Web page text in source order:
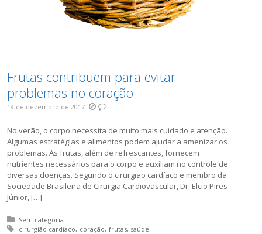
Frutas contribuem para evitar
problemas no coração
19 de dezembro de 2017
No verão, o corpo necessita de muito mais cuidado e atenção.
Algumas estratégias e alimentos podem ajudar a amenizar os
problemas. As frutas, além de refrescantes, fornecem
nutrientes necessários para o corpo e auxiliam no controle de
diversas doenças. Segundo o cirurgião cardíaco e membro da
Sociedade Brasileira de Cirurgia Cardiovascular, Dr. Elcio Pires
Júnior, […]
Posted in:
Sem categoria
Tagged with:
cirurgião cardíaco coração frutas saúde